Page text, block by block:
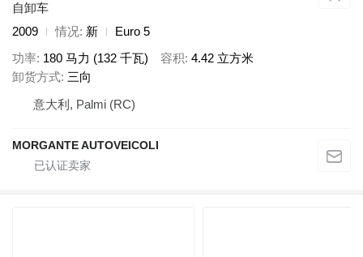
自卸车
2009
情况 新
Euro 5
功率 180 马力 (132 千瓦) 容积 4.42 立方米
卸货方式 三向
意大利, Palmi (RC)
MORGANTE AUTOVEICOLI